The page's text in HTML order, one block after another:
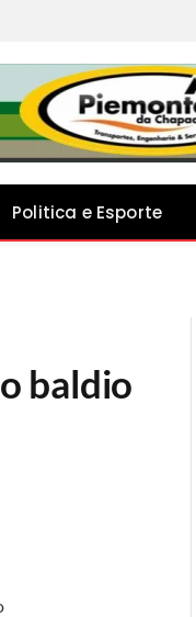
Politica e Esporte
baldio